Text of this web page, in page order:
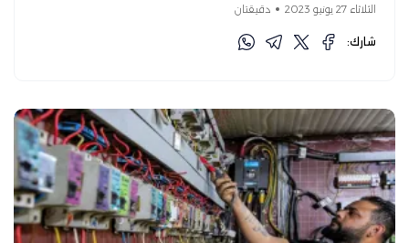
الثلاثاء 27 يونيو 2023 دقيقتان
شارك: